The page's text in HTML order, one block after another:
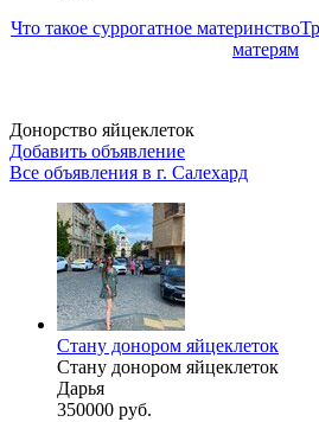
Что такое суррогатное материнство
матерям
Донорство яйцеклеток
Добавить объявление
Все объявления в г. Салехард
Стану донором яйцеклеток
Стану донором яйцеклеток
Дарья
350000 руб.